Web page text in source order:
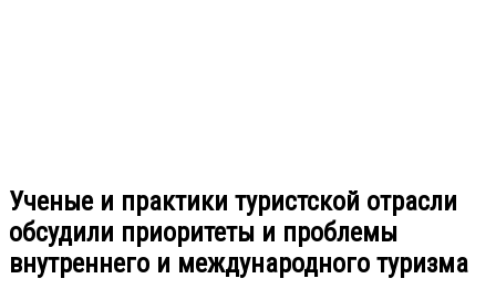
Ученые и практики туристской отрасли
обсудили приоритеты и проблемы
внутреннего и международного туризма